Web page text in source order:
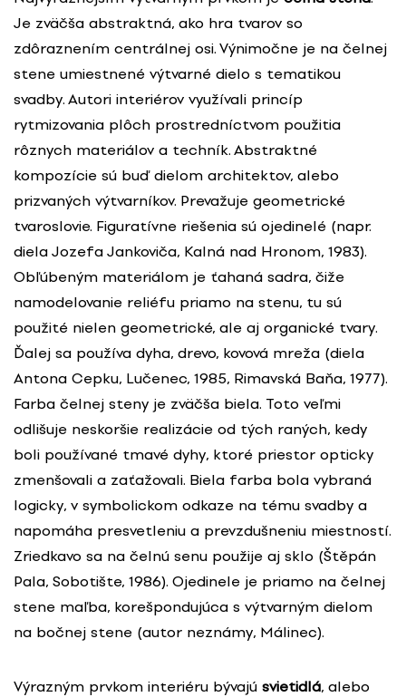
Je zväčša abstraktná, ako hra tvarov so
zdôraznením centrálnej osi. Výnimočne je na čelnej
stene umiestnené výtvarné dielo s tematikou
svadby. Autori interiérov využívali princíp
rytmizovania plôch prostredníctvom použitia
rôznych materiálov a techník. Abstraktné
kompozície sú buď dielom architektov, alebo
prizvaných výtvarníkov. Prevažuje geometrické
tvaroslovie. Figuratívne riešenia sú ojedinelé (napr.
diela Jozefa Jankoviča, Kalná nad Hronom, 1983).
Obľúbeným materiálom je ťahaná sadra, čiže
namodelovanie reliéfu priamo na stenu, tu sú
použité nielen geometrické, ale aj organické tvary.
Ďalej sa používa dyha, drevo, kovová mreža (diela
Antona Cepku, Lučenec, 1985, Rimavská Baňa, 1977).
Farba čelnej steny je zväčša biela. Toto veľmi
odlišuje neskoršie realizácie od tých raných, kedy
boli používané tmavé dyhy, ktoré priestor opticky
zmenšovali a zaťažovali. Biela farba bola vybraná
logicky, v symbolickom odkaze na tému svadby a
napomáha presvetleniu a prevzdušneniu miestností.
Zriedkavo sa na čelnú senu použije aj sklo (Štěpán
Pala, Sobotište, 1986). Ojedinele je priamo na čelnej
stene maľba, korešpondujúca s výtvarným dielom
na bočnej stene (autor neznámy, Málinec).
Výrazným prvkom interiéru bývajú svietidlá, alebo